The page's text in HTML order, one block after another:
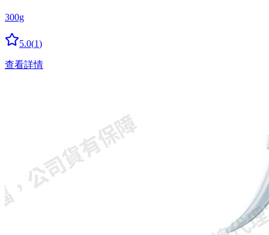
300g
5.0(1)
查看詳情